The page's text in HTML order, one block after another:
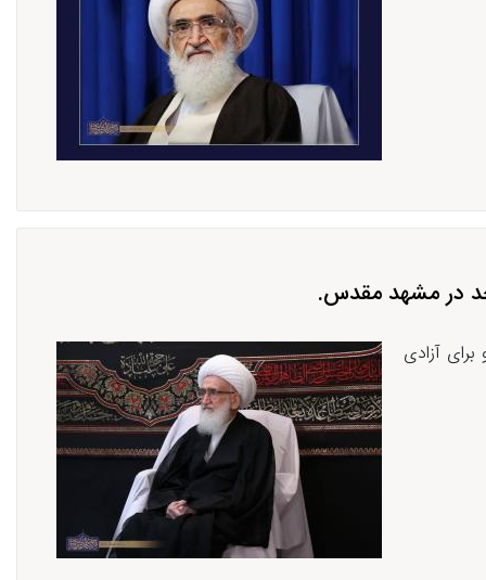
در مشهد مقدس.
آزادی